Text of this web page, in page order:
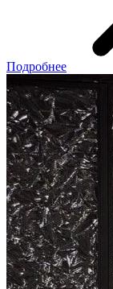
Подробнее